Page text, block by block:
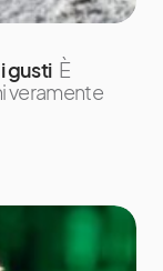
gusti È
veramente